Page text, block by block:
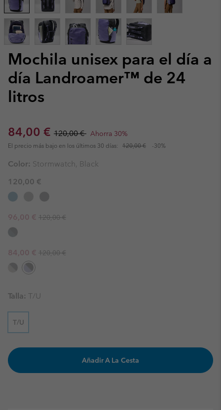
Mochila unisex para el día a
día Landroamer™ de 24
litros
Sale price:
84,00 € Regular price:
120,00 € Ahorra 30%
El precio más bajo en los últimos 30 días: 120,00 € -30%
Color: Stormwatch, Black
120,00 €
Sale price:
96,00 € Regular price:
120,00 €
Sale price:
84,00 € Regular price:
120,00 €
Talla: T/U
T/U
Añadir A La Cesta